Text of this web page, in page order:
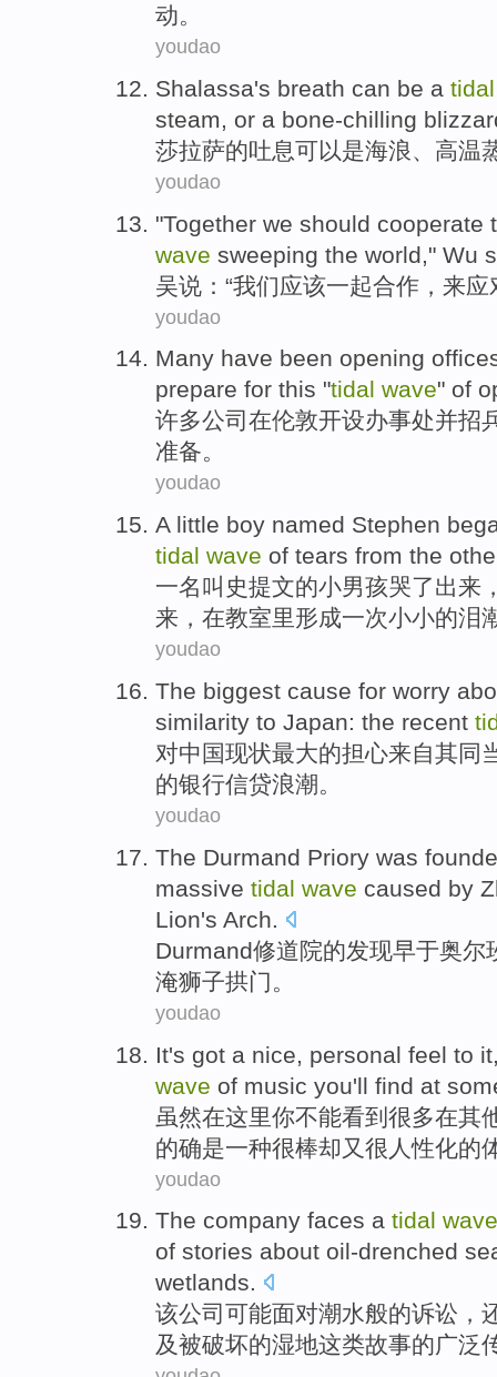
动。
youdao
Shalassa's breath can be a
steam, or a bone-chilling
莎拉萨的吐息可以是海浪、高温
youdao
"Together we should cooperate
wave sweeping the world ," Wu
吴说 ：“我们应该一起合作 ， 来应
youdao
Many have been opening
prepare for this "tidal wave" of
许多公司 在伦敦开设办事处并招
准备。
youdao
A little boy named Stephen
tidal wave of tears from the
一名叫 史提文的小男孩哭了出来
来， 在教室里形成一次小小的泪
youdao
The biggest cause for worry
similarity to Japan: the recent
对中国现状最大的担心来自其同
的银行信贷浪潮。
youdao
The Durmand Priory was
massive tidal wave caused by
Lion's Arch.
Durmand修道院的发现早于奥尔
淹狮子拱门。
youdao
It's got a nice personal feel to it
wave of music you'll find at
虽然在这里你不能看到很多在其
的确是一种很棒却又很 人性化的
youdao
The company faces a tidal wave
of stories about oil-drenched
wetlands.
该公司 可能面对潮水般的诉讼 ，
及被破坏的湿地这类故事的广泛